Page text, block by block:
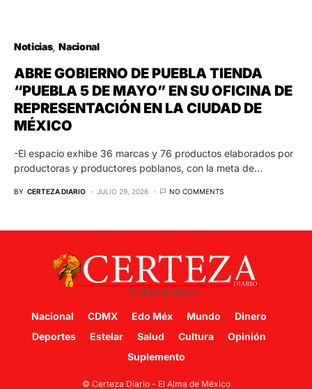
Noticias Nacional
ABRE GOBIERNO DE PUEBLA TIENDA
“PUEBLA 5 DE MAYO” EN SU OFICINA DE
REPRESENTACIÓN EN LA CIUDAD DE
MÉXICO
-El espacio exhibe 36 marcas y 76 productos elaborados por
productoras y productores poblanos, con la meta de…
BY CERTEZA DIARIO JULIO 29, 2026 NO COMMENTS
Nacional CDMX Edo Méx Mundo
Dinero
Deportes
Estelar Salud Cultura
Opinión
Suplemento
© Certeza Diario - El Alma de México